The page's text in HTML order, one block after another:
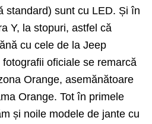
standard) sunt cu LED. Și în
Y, la stopuri, astfel că
cu cele de la Jeep
oficiale se remarcă
Orange, asemănătoare
Orange. Tot în primele
și noile modele de jante cu